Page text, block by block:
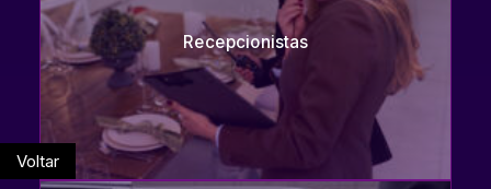
Recepcionistas
Voltar